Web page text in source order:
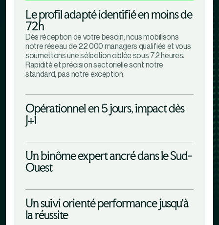
Le profil adapté identifié en moins de
72h
Dès réception de votre besoin, nous mobilisons
notre réseau de 22 000 managers qualifiés et vous
soumettons une sélection ciblée sous 72 heures.
Rapidité et précision sectorielle sont notre
standard, pas notre exception.
Opérationnel en 5 jours, impact dès
J+1
Un binôme expert ancré dans le Sud-
Ouest
Un suivi orienté performance jusqu'à
la réussite